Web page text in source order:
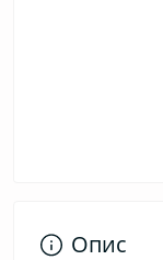
Опис